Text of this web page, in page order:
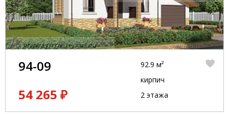
94-09
54 265 ₽
92.9 м²
кирпич
2 этажа